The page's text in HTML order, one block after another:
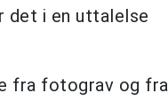
det i en uttalelse
fra fotograv og fra